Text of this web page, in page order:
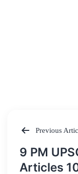
Post
navigation
Previous
9 PM
Articles